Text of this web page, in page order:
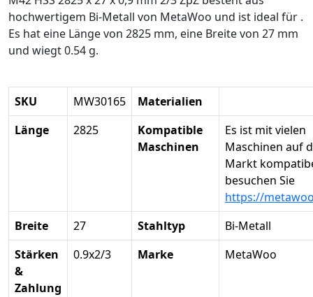
hochwertigem Bi-Metall von MetaWoo und ist ideal für .
Es hat eine Länge von 2825 mm, eine Breite von 27 mm
und wiegt 0.54 g.
SKU MW30165
Materialien
Länge
2825
Kompatible
Maschinen
Es ist mit vielen
Maschinen auf
Markt
besuchen Sie
https://
Breite
27 Stahltyp
Bi-Metall
Stärken
&
Zahlung
0.9x2/3 Marke MetaWoo